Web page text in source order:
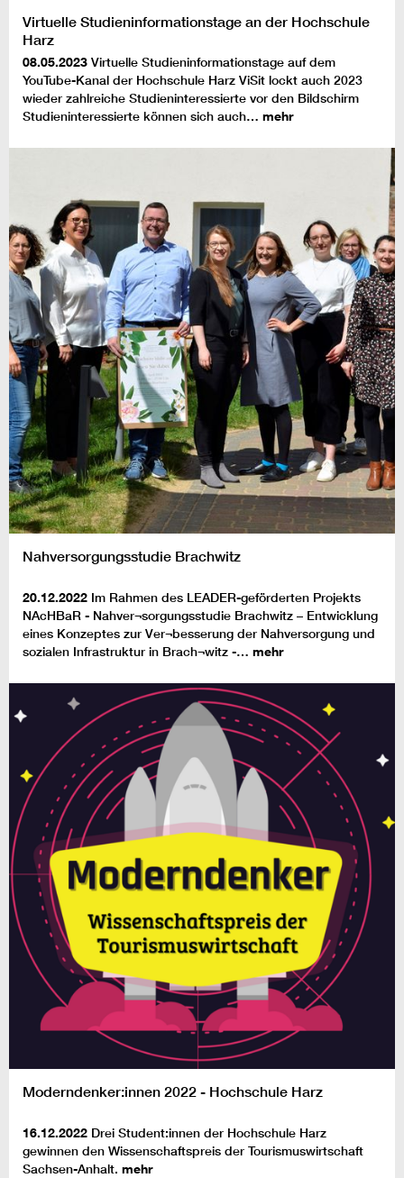
Virtuelle Studieninformationstage an der Hochschule
Harz
08.05.2023 Virtuelle Studieninformationstage auf dem
YouTube-Kanal der Hochschule Harz ViSit lockt auch 2023
wieder zahlreiche Studieninteressierte vor den Bildschirm
Studieninteressierte können sich auch… mehr
Nahversorgungsstudie Brachwitz
20.12.2022 Im Rahmen des LEADER-geförderten Projekts
NAcHBaR - Nahver¬sorgungsstudie Brachwitz – Entwicklung
eines Konzeptes zur Ver¬besserung der Nahversorgung und
sozialen Infrastruktur in Brach¬witz -… mehr
Moderndenker:innen 2022 - Hochschule Harz
16.12.2022 Drei Student:innen der Hochschule Harz
gewinnen den Wissenschaftspreis der Tourismuswirtschaft
Sachsen-Anhalt. mehr